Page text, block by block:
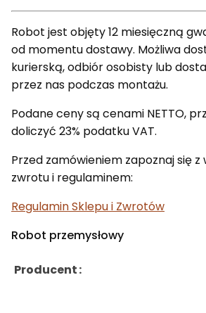
Robot jest objęty 12 miesięczną
od momentu dostawy. Możliwa
kurierską, odbiór osobisty lub
przez nas podczas montażu.
Podane ceny są cenami NETTO,
doliczyć 23% podatku VAT.
Przed zamówieniem zapoznaj się
zwrotu i regulaminem:
Regulamin Sklepu i Zwrotów
Robot przemysłowy
Producent